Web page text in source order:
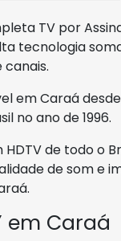
TV por
tecnologia
em Caraá
no ano de 1996.
de todo o
de som e
em Caraá